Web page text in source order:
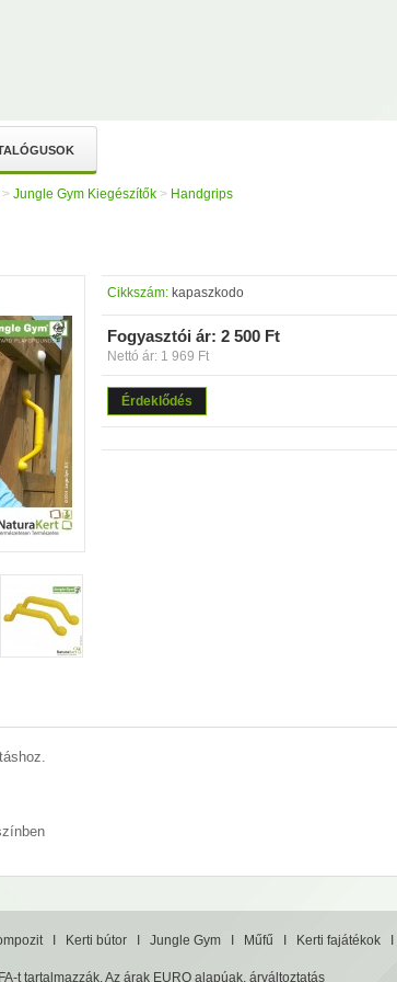
> Jungle Gym Kiegészítők > Handgrips
Cikkszám: kapaszkodo
Fogyasztói ár: 2 500 Ft
Nettó ár: 1 969 Ft
Érdeklődés
I Kerti bútorI Jungle GymI Műfű Kerti fajátékokI
t tartalmazzák. Az árak EURO alapúak, árváltoztatás